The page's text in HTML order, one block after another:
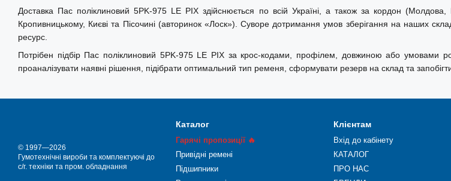
Доставка Пас поліклиновий 5PK-975 LE PIX здійснюється по всій Україні, а також за кордон (Молдова,
Кропивницькому, Києві та Пісочині (авторинок «Лоск»). Суворе дотримання умов зберігання на наших
ресурс.
Потрібен підбір Пас поліклиновий 5PK-975 LE PIX за крос-кодами, профілем, довжиною або умовами
проаналізувати наявні рішення, підібрати оптимальний тип ременя, сформувати резерв на склад та
© 1997—2026
Гумотехнічні вироби та комплектуючі до
с/г. техніки та пром. обладнання
Каталог
Гарячі пропозиції 🔥
Привідні ремені
Підшипники
Клієнтам
Вхід до кабінету
КАТАЛОГ
ПРО НАС